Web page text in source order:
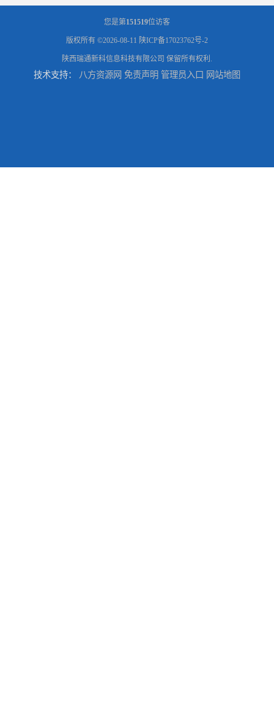
您是第151519位访客
版权所有 ©2026-08-11 陕ICP备17023762号-2
陕西瑞通新科信息科技有限公司 保留所有权利.
技术支持： 八方资源网 免责声明 管理员入口 网站地图